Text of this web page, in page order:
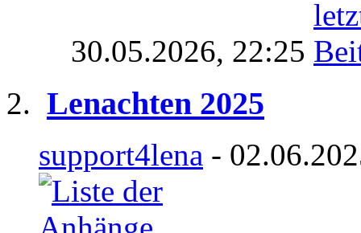
30.05.2026, 22:25
Lenachten 2025
support4lena -